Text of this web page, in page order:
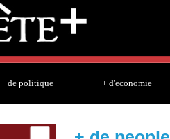
+ de politique + d'economie